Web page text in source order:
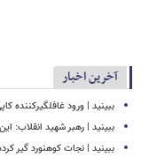
آخرین اخبار
ببینید | ورود غافلگیرکننده
ببینید | رهبر شهید انقلاب:
ببینید | نجات کوهنورد گیر کرده در